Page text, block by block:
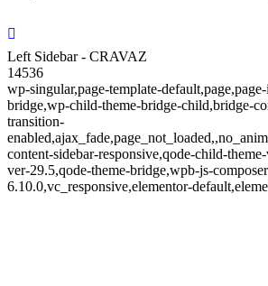
Left Sidebar - CRAVAZ
14536
wp-singular,page-template-
bridge,wp-child-theme-bridge-child,bridge-
transition-
content-sidebar-responsive,qode-child-
ver-29.5,qode-theme-bridge,wpb-js-
6.10.0,vc_responsive,elementor-